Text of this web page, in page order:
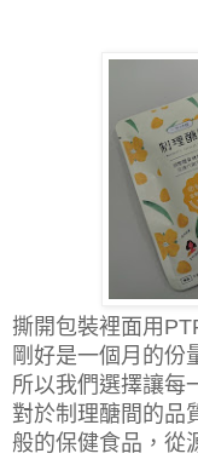
撕開包裝裡面用
剛好是一個月的份
所以我們選擇讓每
對於制理醣間的品
般的保健食品，從